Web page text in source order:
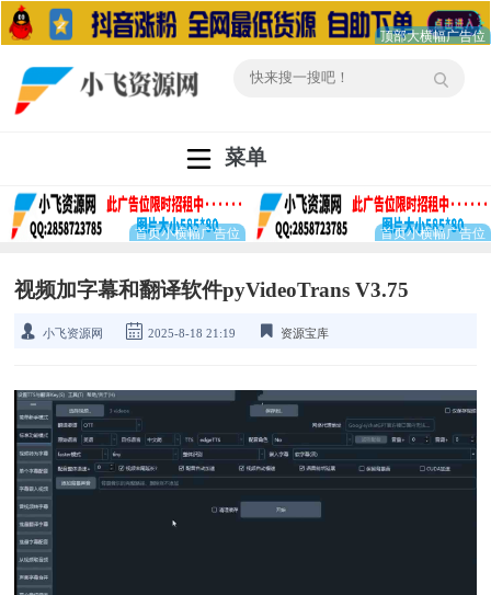
菜单
视频加字幕和翻译软件pyVideoTrans V3.75
小飞资源网 2025-8-18 21:19 资源宝库